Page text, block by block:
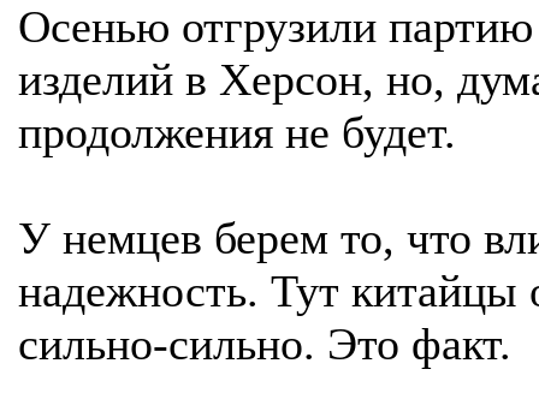
Осенью отгрузили
изделий в Херсон, но,
продолжения не будет.
У немцев берем то, что
надежность. Тут китайцы
сильно-сильно. Это факт.